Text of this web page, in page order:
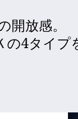
開放感。
の4タイプ